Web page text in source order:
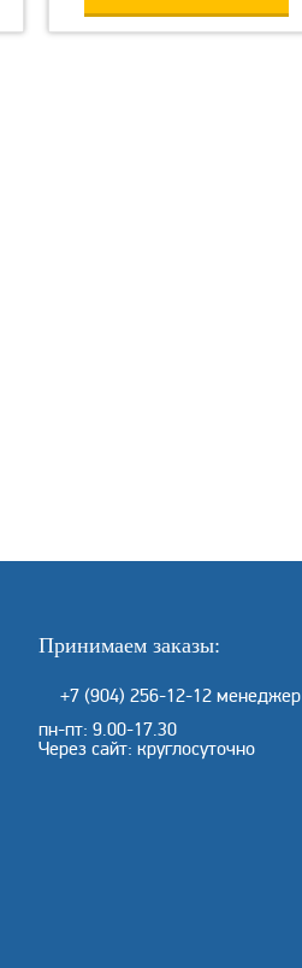
Принимаем заказы:
+7 (904) 256-12-12 менеджер
пн-пт: 9.00-17.30
Через сайт: круглосуточно